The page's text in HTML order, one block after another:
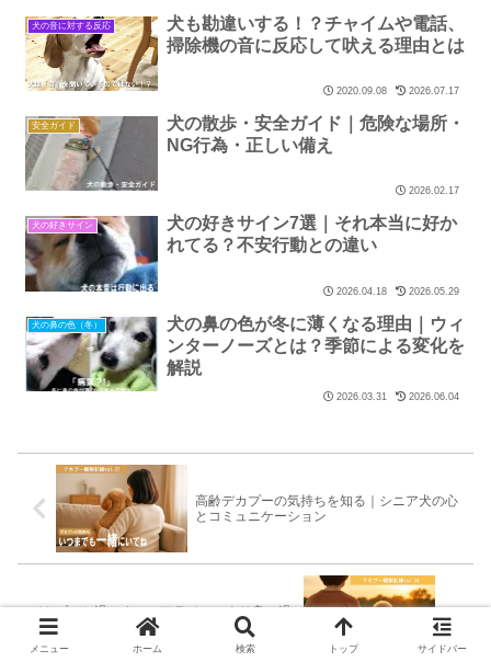
犬の音に対する反応
犬も勘違いする！？チャイムや電話、
掃除機の音に反応して吠える理由とは
2020.09.08 2026.07.17
安全ガイド
犬の散歩・安全ガイド｜危険な場所・
NG行為・正しい備え
2026.02.17
犬の好きサイン
犬の好きサイン7選｜それ本当に好か
れてる？不安行動との違い
2026.04.18 2026.05.29
犬の鼻の色（冬）
犬の鼻の色が冬に薄くなる理由｜ウィ
ンターノーズとは？季節による変化を
解説
2026.03.31 2026.06.04
高齢デカプーの気持ちを知る｜シニア犬の心
とコミュニケーション
デカプーと過ごすシニアライフのより良い過
ごし方を考える！
メニュー ホーム 検索 トップ サイドバー